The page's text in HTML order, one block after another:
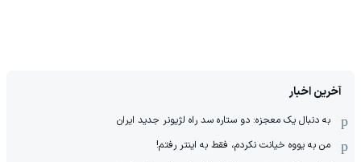
آخرین اخبار
به دنبال یک معجزه: دو ستاره سد راه لژیونر جدید ایران
من به یووه خیانت نکردم، فقط به اینتر رفتم!